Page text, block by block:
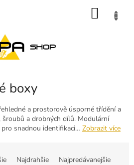
boxy
a prostorově úsporné třídění a
šroubů a drobných dílů. Modulární
snadnou identifikaci… Zobrazit více
Najdrahšie Najpredávanejšie